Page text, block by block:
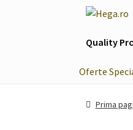
Sari
navigare
Sari
conținut
Quality
Oferte
Prima